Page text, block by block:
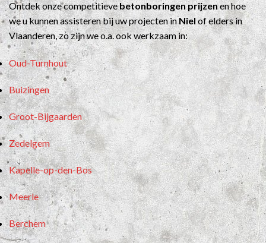
Ontdek onze competitievebetonboringen prijzenen hoe
we u kunnen assisteren bij uw projecten inNielof elders in
Vlaanderen, zo zijn we o.a. ook werkzaam in:
Oud-Turnhout
Buizingen
Groot-Bijgaarden
Zedelgem
Kapelle-op-den-Bos
Meerle
Berchem